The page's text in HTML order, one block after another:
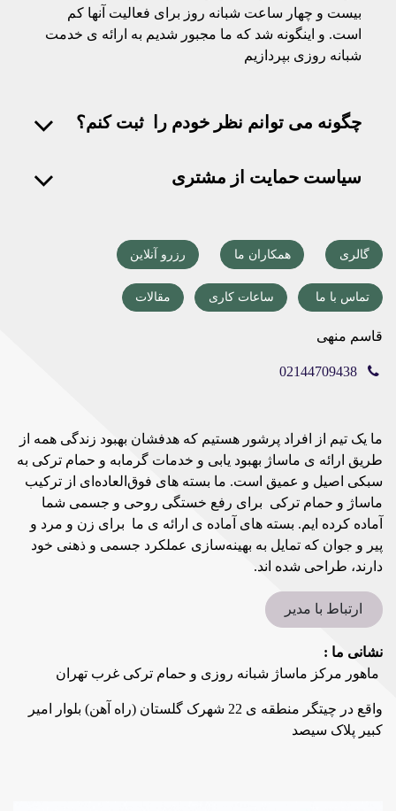
بیست و چهار ساعت شبانه روز برای فعالیت آنها کم
است. و اینگونه شد که ما مجبور شدیم به ارائه ی خدمت
شبانه روزی بپردازیم
چگونه می توانم نظر خودم را ثبت کنم؟
سیاست حمایت از مشتری
گالری همکاران ما رزرو آنلاین
تماس با ما ساعات کاری مقالات
قاسم منهی
02144709438
ما یک تیم از افراد پرشور هستیم که هدفشان بهبود زندگی همه از
طریق ارائه ی ماساژ بهبود یابی و خدمات گرمابه و حمام ترکی به
سبکی اصیل و عمیق است. ما بسته های فوق‌العاده‌ای از ترکیب
ماساژ و حمام ترکی برای رفع خستگی روحی و جسمی شما
آماده کرده ایم. بسته های آماده ی ارائه ی ما برای زن و مرد و
پیر و جوان که تمایل به بهینه‌سازی عملکرد جسمی و ذهنی خود
دارند، طراحی شده‌ اند.
ارتباط با مدیر
نشانی ما :
ماهور مرکز ماساژ شبانه روزی و حمام ترکی غرب تهران
واقع در چیتگر منطقه ی 22 شهرک گلستان (راه آهن) بلوار امیر
کبیر پلاک سیصد